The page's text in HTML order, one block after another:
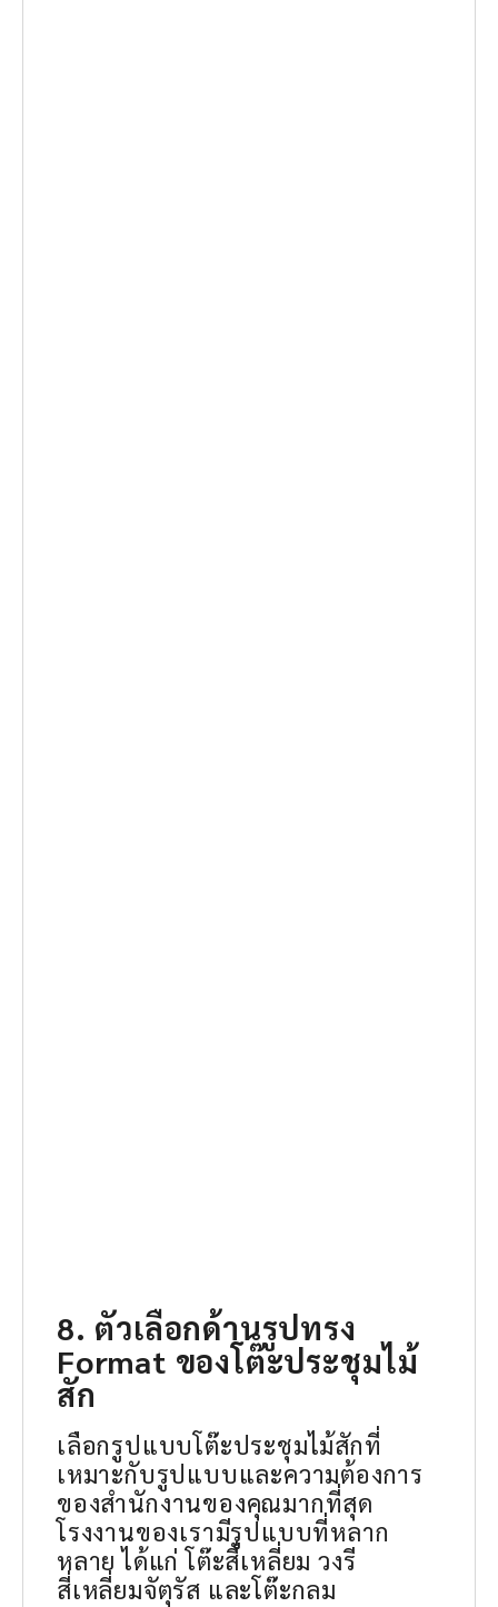
8. ตัวเลือกด้านรูปทรง
Format ของโต๊ะประชุมไม้
สัก
เลือกรูปแบบโต๊ะประชุมไม้สักที่
เหมาะกับรูปแบบและความต้องการ
ของสำนักงานของคุณมากที่สุด
โรงงานของเรามีรูปแบบที่หลาก
หลาย ได้แก่ โต๊ะสี่เหลี่ยม วงรี
สี่เหลี่ยมจัตุรัส และโต๊ะกลม